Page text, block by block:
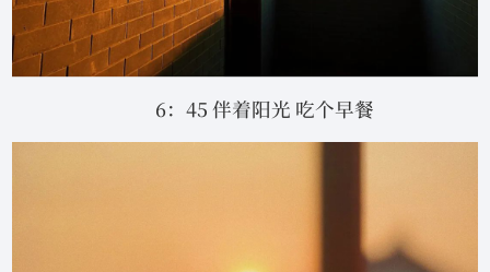
6：45 伴着阳光 吃个早餐